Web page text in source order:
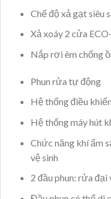
Chế độ xả gạt siêu
Xả xoáy 2 cửa
Nắp rơi êm chống
Phun rửa tự động
Hệ thống điều
Hệ thống máy hút
Chức năng khí ấm
vệ sinh
2 đầu phun: rửa